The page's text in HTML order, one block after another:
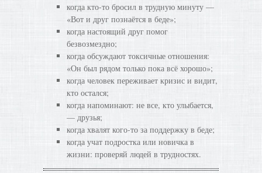
когда кто-то бросил в трудную минуту —
«Вот и друг познаётся в беде»;
когда настоящий друг помог
безвозмездно;
когда обсуждают токсичные отношения:
«Он был рядом только пока всё хорошо»;
когда человек переживает кризис и видит,
кто остался;
когда напоминают: не все, кто улыбается,
— друзья;
когда хвалят кого-то за поддержку в беде;
когда учат подростка или новичка в
жизни: проверяй людей в трудностях.